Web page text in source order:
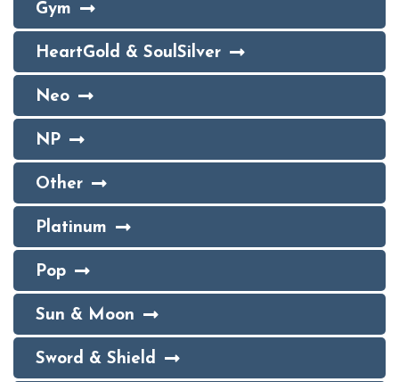
Gym
HeartGold & SoulSilver
Neo
NP
Other
Platinum
Pop
Sun & Moon
Sword & Shield